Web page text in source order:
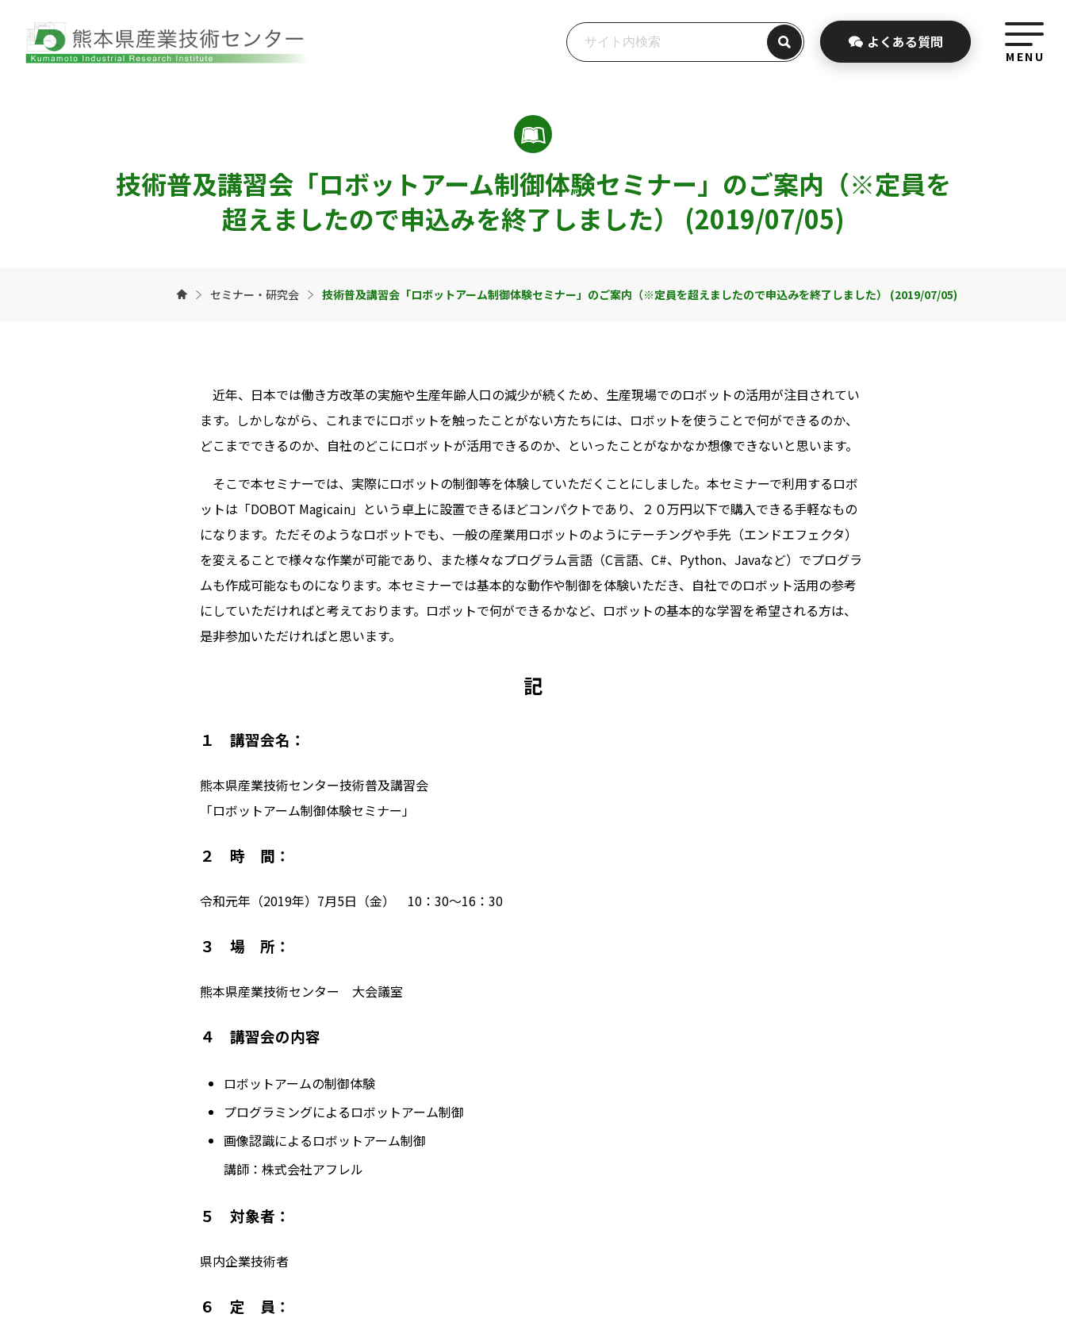
よくある質問
MENU
技術普及講習会「ロボットアーム制御体験セミナー」のご案内（※定員を
超えましたので申込みを終了しました） (2019/07/05)
セミナー・研究会 技術普及講習会「ロボットアーム制御体験セミナー」のご案内（※定員を超えましたので申込みを終了しました） (2019/07/05)
近年、日本では働き方改革の実施や生産年齢人口の減少が続くため、生産現場でのロボットの活用が注目されてい
ます。しかしながら、これまでにロボットを触ったことがない方たちには、ロボットを使うことで何ができるのか、
どこまでできるのか、自社のどこにロボットが活用できるのか、といったことがなかなか想像できないと思います。
そこで本セミナーでは、実際にロボットの制御等を体験していただくことにしました。本セミナーで利用するロボ
ットは「DOBOT Magicain」という卓上に設置できるほどコンパクトであり、２０万円以下で購入できる手軽なもの
になります。ただそのようなロボットでも、一般の産業用ロボットのようにテーチングや手先（エンドエフェクタ）
を変えることで様々な作業が可能であり、また様々なプログラム言語（C言語、C#、Python、Javaなど）でプログラ
ムも作成可能なものになります。本セミナーでは基本的な動作や制御を体験いただき、自社でのロボット活用の参考
にしていただければと考えております。ロボットで何ができるかなど、ロボットの基本的な学習を希望される方は、
是非参加いただければと思います。
記
１ 講習会名：
熊本県産業技術センター技術普及講習会
「ロボットアーム制御体験セミナー」
２ 時 間：
令和元年（2019年）7月5日（金） 10：30〜16：30
３ 場 所：
熊本県産業技術センター 大会議室
４ 講習会の内容
ロボットアームの制御体験
プログラミングによるロボットアーム制御
画像認識によるロボットアーム制御
講師：株式会社アフレル
５ 対象者：
県内企業技術者
６ 定 員：